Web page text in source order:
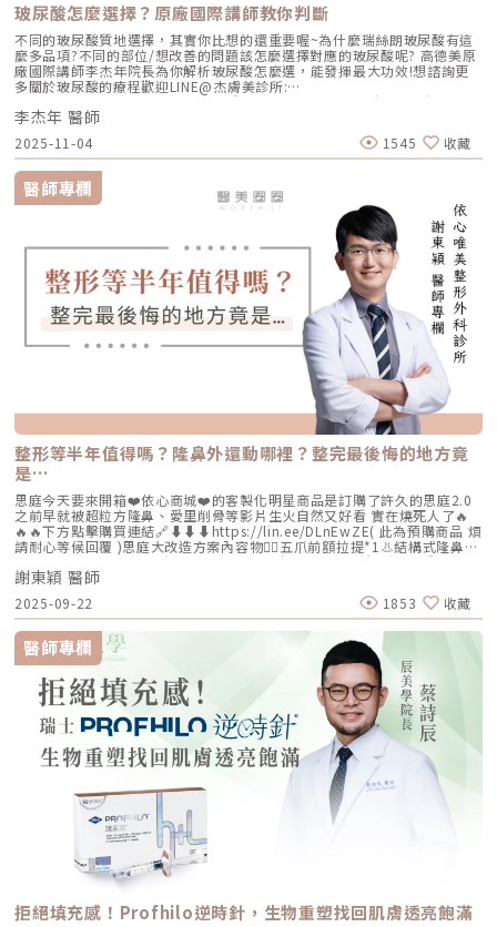
玻尿酸怎麼選擇？原廠國際講師教你判斷
不同的玻尿酸質地選擇，其實你比想的還重要喔~為什麼瑞絲朗玻尿酸有這
麼多品項?不同的部位/想改善的問題該怎麼選擇對應的玻尿酸呢? 高德美原
廠國際講師李杰年院長為你解析玻尿酸怎麼選，能發揮最大功效!想諮詢更
多關於玻尿酸的療程歡迎LINE@杰膚美診所:
https://page.line.me/xhc2941b重點摘要：00:11 玻尿酸作用介紹00:47
玻尿酸分為三大類型02:09 迷思一、玻尿酸打哪裡都可以？02:36 迷思二、
打完下巴蘋果肌看起來怪怪的？03:30 迷思三、臉部鬆弛只能做拉皮嗎？
05:00 總結LINE官方帳號一對一咨詢👉https://reurl.cc/x3EQZN歡迎訂閱
我的頻道👉https://reurl.cc/nY51k8關注杰膚美診所FB👉
https://reurl.cc/XQljva杰膚美診所官網👉https://jfmskin.com/關注李杰
年醫師FB👉https://reurl.cc/Mzk0nm杰膚美診所地址：104台北市中山區
復興北路50號2樓電話：02-8772-6625
李杰年 醫師
2025-11-04 1545 收藏
醫師專欄
整形等半年值得嗎？隆鼻外還動哪裡？整完最後悔的地方竟
是…
思庭今天要來開箱❤️依心商城❤️的客製化明星商品是訂購了許久的思庭2.0
之前早就被超粒方隆鼻、愛里削骨等影片生火自然又好看 實在燒死人了🔥
🔥🔥下方點擊購買連結🔗⬇️⬇️⬇️https://lin.ee/DLnEwZE( 此為預購商品 煩
請耐心等候回覆 )思庭大改造方案內容物💁‍♀️五爪前額拉提*1👃結構式隆鼻*1
(加購縮鼻翼、敲鼻骨、貴族手術)👄微笑嘴角*1 (加購嘴邊肉拉提)重點摘
要：00:00 搶先看⚡⚡01:43 開箱手術方案內容物02:02 上臉眉眼分析 : 五
爪前額拉提02:36 中臉隆鼻分析 : 結構式隆鼻合併貴族手術03:58 下臉唇巴
分析 : 微笑嘴角+嘴扁肉拉提04:43 華麗買家秀05:25 五星好評分享
⭐⭐⭐⭐⭐▸▸歡迎合作洽談：followheart.marketing@gmail.com◂◂依心唯
美整形外科診所地址｜台北市信義區基隆路二段15號2樓電話｜（02）
2345-6777官方網站｜https://www.followheart.com.tw/官方諮詢｜
https://follow-heart.com/line臉書粉專｜https://follow-
heart.com/case_fbIG追起來｜https://follow-
heart.com/case_igWeChat ID｜Dr_followheart
謝東穎 醫師
2025-09-22 1853 收藏
醫師專欄
拒絕填充感！Profhilo逆時針，生物重塑找回肌膚透亮飽滿